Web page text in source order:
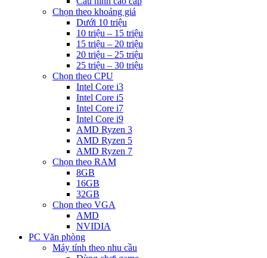
Chọn theo khoảng giá
Dưới 10 triệu
10 triệu – 15 triệu
15 triệu – 20 triệu
20 triệu – 25 triệu
25 triệu – 30 triệu
Chọn theo CPU
Intel Core i3
Intel Core i5
Intel Core i7
Intel Core i9
AMD Ryzen 3
AMD Ryzen 5
AMD Ryzen 7
Chọn theo RAM
8GB
16GB
32GB
Chọn theo VGA
AMD
NVIDIA
PC Văn phòng
Máy tính theo nhu cầu